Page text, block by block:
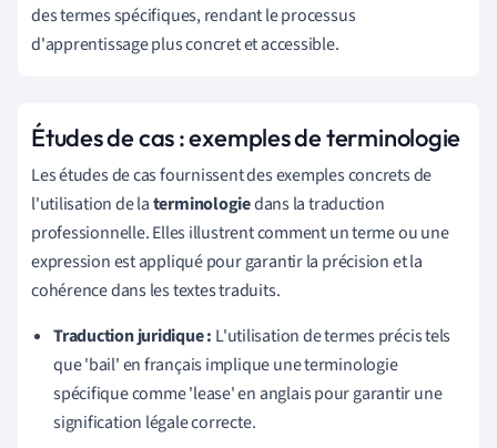
des termes spécifiques, rendant le processus
d'apprentissage plus concret et accessible.
Études de cas : exemples de terminologie
Les études de cas fournissent des exemples concrets de
l'utilisation de laterminologiedans la traduction
professionnelle. Elles illustrent comment un terme ou une
expression est appliqué pour garantir la précision et la
cohérence dans les textes traduits.
Traduction juridique : L'utilisation de termes précis tels
que 'bail' en français implique une terminologie
spécifique comme 'lease' en anglais pour garantir une
signification légale correcte.